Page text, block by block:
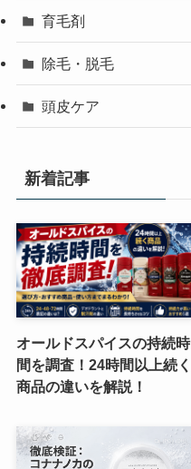
育毛剤
除毛・脱毛
頭皮ケア
新着記事
オールドスパイスの持続時
間を調査！24時間以上続く
商品の違いを解説！